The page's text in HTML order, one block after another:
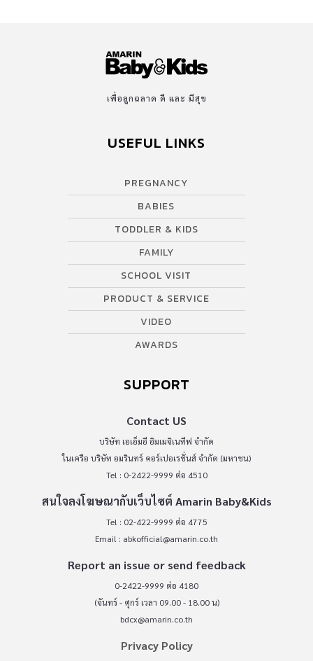
เพื่อลูกฉลาด ดี และ มีสุข
USEFUL LINKS
PREGNANCY
BABIES
TODDLER & KIDS
FAMILY
SCHOOL VISIT
PRODUCT & SERVICE
VIDEO
AWARDS
SUPPORT
Contact US
บริษัท เอเอ็มอี อิมเมจิเนทีฟ จำกัด
ในเครือ บริษัท อมรินทร์ คอร์เปอเรชั่นส์ จำกัด (มหาชน)
Tel : 0-2422-9999 ต่อ 4510
สนใจลงโฆษณากับเว็บไซต์ Amarin Baby&Kids
Tel : 02-422-9999 ต่อ 4775
Email : abkofficial@amarin.co.th
Report an issue or send feedback
0-2422-9999 ต่อ 4180
(จันทร์ - ศุกร์ เวลา 09.00 - 18.00 น)
bdcx@amarin.co.th
Privacy Policy